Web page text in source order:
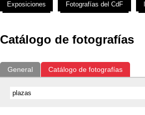
Catálogo de fotografías
General Catálogo de fotografías
Exposiciones Fotografías del CdF